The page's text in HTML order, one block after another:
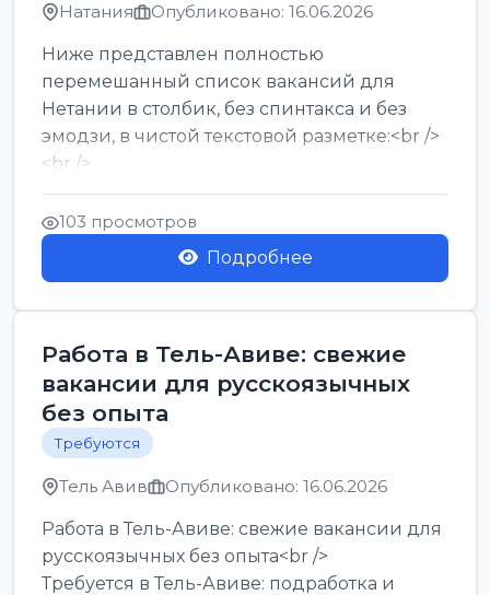
Натания Опубликовано: 16.06.2026
Ниже представлен полностью
перемешанный список вакансий для
Нетании в столбик, без спинтакса и без
эмодзи, в чистой текстовой разметке:<br />
<br />
Работа в Нетании на мебельном
производстве: требу...
103 просмотров
Подробнее
Работа в Тель-Авиве: свежие
вакансии для русскоязычных
без опыта
Требуются
Тель Авив Опубликовано: 16.06.2026
Работа в Тель-Авиве: свежие вакансии для
русскоязычных без опыта<br />
Требуется в Тель-Авиве: подработка и